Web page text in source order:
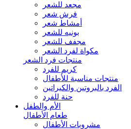
مجعد للشعر
فرش شعر
أمشاط شعر
بونيه للشعر
مجفف للشعر
مكواة لفرد الشعر
منتجات فرد الشعر
كريم للفرد
منتجات مناسبة للأطفال
الفرد بالبروتين والكيراتين
حنة للفرد
الأم والطفل
طعام الأطفال
مشروبات الأطفال